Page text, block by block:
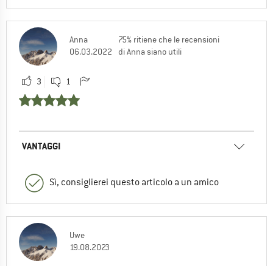
Anna
06.03.2022
75% ritiene che le recensioni
di Anna siano utili
3 1
VANTAGGI
Sì, consiglierei questo articolo a un amico
Uwe
19.08.2023